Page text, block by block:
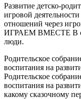
Развитие детско-
игровой
отношений через
ИГРАЕМ ВМЕСТЕ В
люди.
Родительское
воспитания на
Родительское
воспитания на
какому сказочному